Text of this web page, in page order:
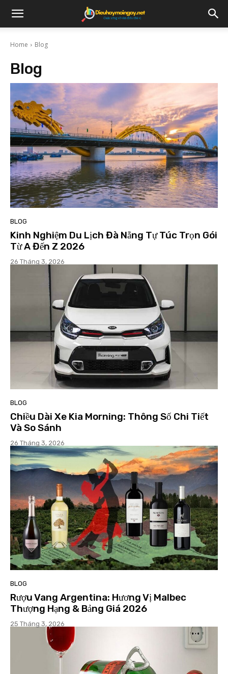
Home Blog
Blog
BLOG
Kinh Nghiệm Du Lịch Đà Nẵng Tự Túc Trọn Gói
Từ A Đến Z 2026
26 Tháng 3, 2026
BLOG
Chiều Dài Xe Kia Morning: Thông Số Chi Tiết
Và So Sánh
26 Tháng 3, 2026
BLOG
Rượu Vang Argentina: Hương Vị Malbec
Thượng Hạng & Bảng Giá 2026
25 Tháng 3, 2026